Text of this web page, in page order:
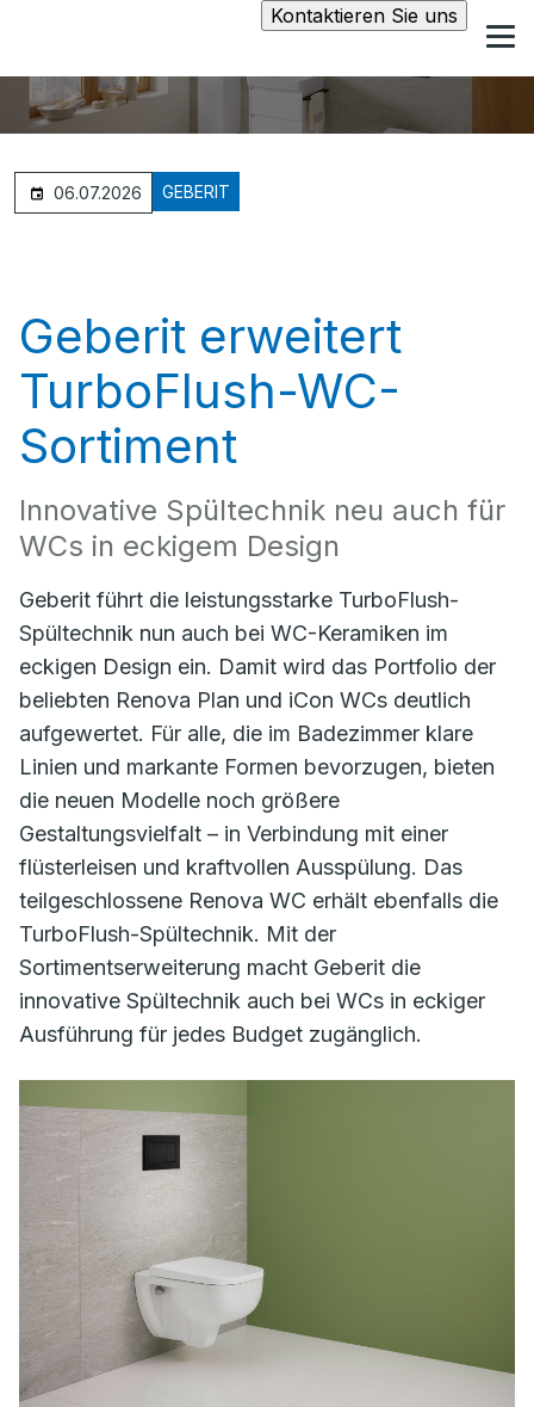
Kontaktieren Sie uns
06.07.2026 GEBERIT
Geberit erweitert
TurboFlush-WC-
Sortiment
Innovative Spültechnik neu auch für
WCs in eckigem Design
Geberit führt die leistungsstarke TurboFlush-
Spültechnik nun auch bei WC-Keramiken im
eckigen Design ein. Damit wird das Portfolio der
beliebten Renova Plan und iCon WCs deutlich
aufgewertet. Für alle, die im Badezimmer klare
Linien und markante Formen bevorzugen, bieten
die neuen Modelle noch größere
Gestaltungsvielfalt – in Verbindung mit einer
flüsterleisen und kraftvollen Ausspülung. Das
teilgeschlossene Renova WC erhält ebenfalls die
TurboFlush-Spültechnik. Mit der
Sortimentserweiterung macht Geberit die
innovative Spültechnik auch bei WCs in eckiger
Ausführung für jedes Budget zugänglich.